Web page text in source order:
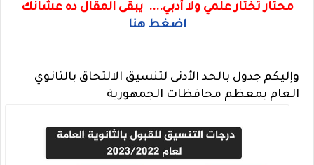
محتار تختار علمي ولا أدبي.... يبقى المقال ده عشانك
اضغط هنا
وإليكم جدول بالحد الأدنى لتنسيق الالتحاق بالثانوي
العام بمعظم محافظات الجمهورية